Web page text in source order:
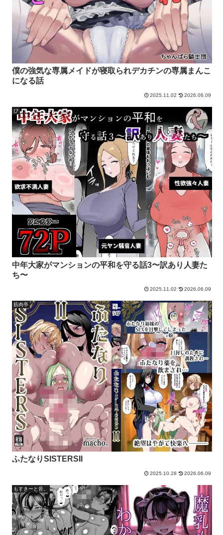
僕の強気な専属メイドが寝取られデカチンの専属まんこ
になる話
2025.11.02 2026.06.09
ぴ
中年大家がマンションの平和を守る話3〜訳あり人妻た
ち〜
2025.11.02 2026.06.09
筋肉亭
ふたなりSISTERSII
2025.10.28 2026.06.09
もすきーと音。